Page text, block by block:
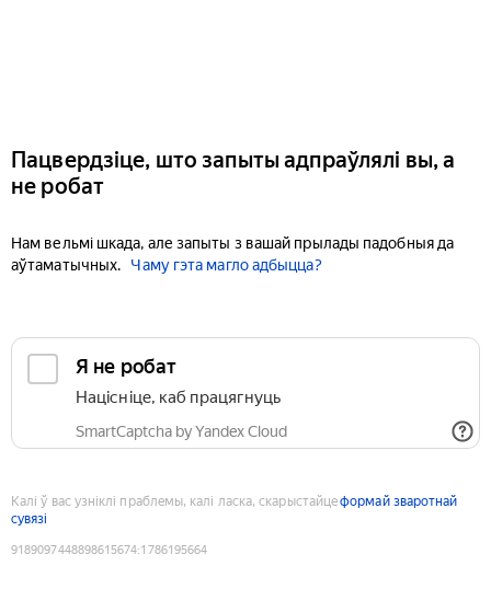
Пацвердзіце, што запыты адпраўлялі вы, а
не робат
Нам вельмі шкада, але запыты з вашай прылады падобныя да
аўтаматычных.
Чаму гэта магло адбыцца?
Я не робат
Націсніце, каб працягнуць
SmartCaptcha by Yandex Cloud
Калі ў вас узніклі праблемы, калі ласка, скарыстайцеформай зваротнай
сувязі
9189097448898615674:1786195664